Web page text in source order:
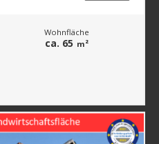
Wohnfläche
ca. 65 m²